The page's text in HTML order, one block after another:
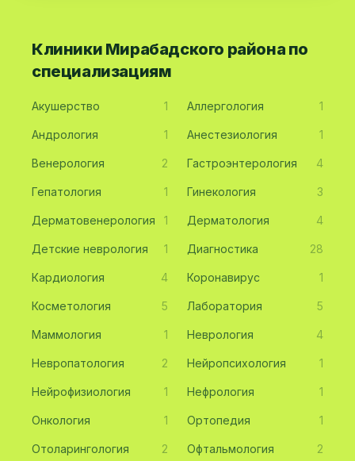
Клиники Мирабадского района по
специализациям
Акушерство 1 Аллергология 1
Андрология 1 Анестезиология 1
Венерология 2 Гастроэнтерология 4
Гепатология 1 Гинекология 3
Дерматовенерология 1 Дерматология 4
Детские неврология 1 Диагностика 28
Кардиология 4 Коронавирус 1
Косметология 5 Лаборатория 5
Маммология 1 Неврология 4
Невропатология 2 Нейропсихология 1
Нейрофизиология 1 Нефрология 1
Онкология 1 Ортопедия 1
Отоларингология 2 Офтальмология 2